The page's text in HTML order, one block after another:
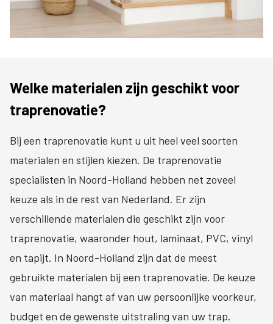
Welke materialen zijn geschikt voor
traprenovatie?
Bij een traprenovatie kunt u uit heel veel soorten
materialen en stijlen kiezen. De traprenovatie
specialisten in Noord-Holland hebben net zoveel
keuze als in de rest van Nederland. Er zijn
verschillende materialen die geschikt zijn voor
traprenovatie, waaronder hout, laminaat, PVC, vinyl
en tapijt. In Noord-Holland zijn dat de meest
gebruikte materialen bij een traprenovatie. De keuze
van materiaal hangt af van uw persoonlijke voorkeur,
budget en de gewenste uitstraling van uw trap.